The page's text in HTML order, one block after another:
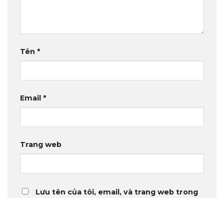
Tên *
Email *
Trang web
Lưu tên của tôi, email, và trang web trong